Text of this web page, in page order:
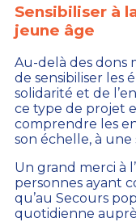
Sensibiliser à
jeune âge
Au-delà des dons
de sensibiliser les
solidarité et de
ce type de projet
comprendre les
son échelle, à une
Un grand merci à
personnes ayant
qu’au Secours
quotidienne